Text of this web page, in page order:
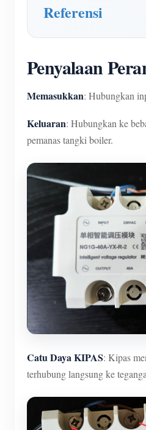
Referensi
Penyalaan
Memasukkan: Hubungkan
Keluaran: Hubungkan ke
pemanas tangki boiler.
Catu Daya KIPAS: Kipas
terhubung langsung ke